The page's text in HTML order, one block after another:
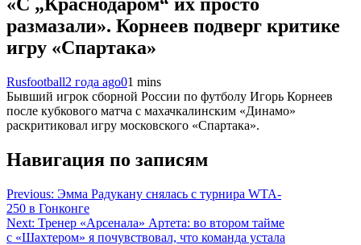
«С „Краснодаром“ их просто
размазали». Корнеев подверг критике
игру «Спартака»
Rusfootball2 года ago01 mins
Бывший игрок сборной России по футболу Игорь Корнеев
после кубкового матча с махачкалинским «Динамо»
раскритиковал игру московского «Спартака».
Навигация по записям
Previous: Эмма Радукану снялась с турнира WTA-
250 в Гонконге
Next: Тренер «Арсенала» Артета: во втором тайме
с «Шахтером» я почувствовал, что команда устала